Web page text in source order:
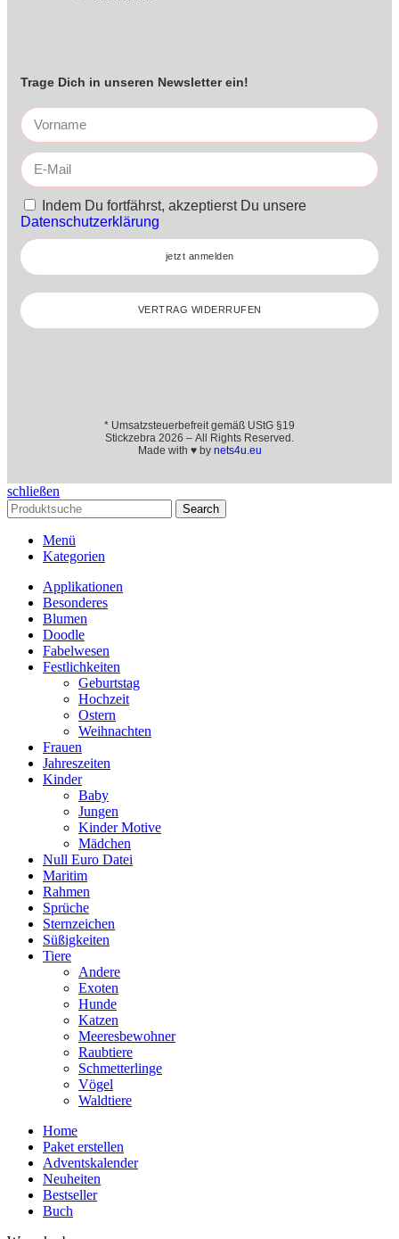
Trage Dich in unseren Newsletter ein!
Indem Du fortfährst, akzeptierst Du unsere
Datenschutzerklärung
jetzt anmelden
VERTRAG WIDERRUFEN
* Umsatzsteuerbefreit gemäß UStG §19
Stickzebra 2026 – All Rights Reserved.
Made with ♥ by nets4u.eu
schließen
Search
Menü
Kategorien
Applikationen
Besonderes
Blumen
Doodle
Fabelwesen
Festlichkeiten
Geburtstag
Hochzeit
Ostern
Weihnachten
Frauen
Jahreszeiten
Kinder
Baby
Jungen
Kinder Motive
Mädchen
Null Euro Datei
Maritim
Rahmen
Sprüche
Sternzeichen
Süßigkeiten
Tiere
Andere
Exoten
Hunde
Katzen
Meeresbewohner
Raubtiere
Schmetterlinge
Vögel
Waldtiere
Home
Paket erstellen
Adventskalender
Neuheiten
Bestseller
Buch